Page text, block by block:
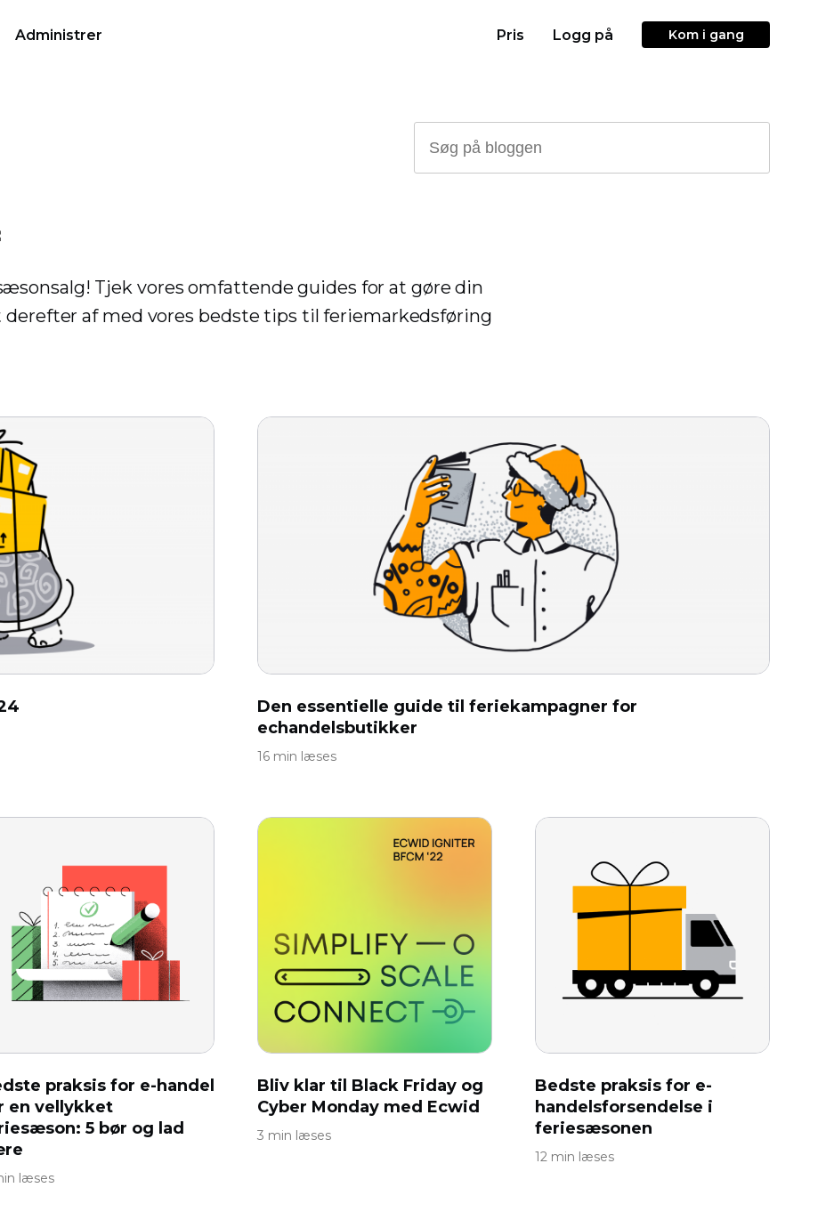
Administrer Pris Logg på Kom i gang
Tjek vores omfattende guides for at gøre din
af med vores bedste tips til feriemarkedsføring
Den essentielle guide til feriekampagner for
eсhandelsbutikker
16 min læses
praksis for e-handel
en vellykket
5 bør og lad
læses
Bliv klar til Black Friday og
Cyber ​​Monday med Ecwid
3 min læses
Bedste praksis for e-
handelsforsendelse i
feriesæsonen
12 min læses